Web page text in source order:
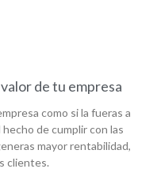
de tu empresa
como si la fueras a
de cumplir con las
mayor rentabilidad,
clientes.